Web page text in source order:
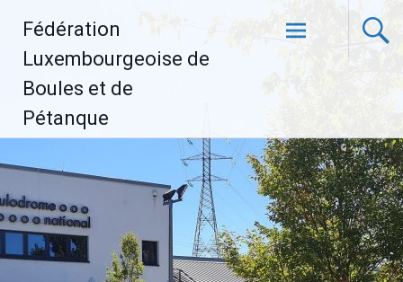
contenu
Fédération
Luxembourgeoise de
Boules et de
Pétanque